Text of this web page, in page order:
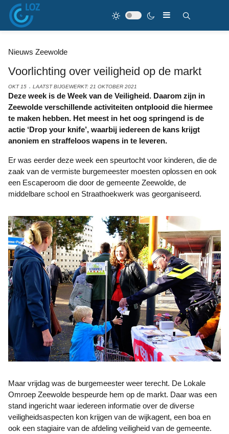
Nieuws Zeewolde
Voorlichting over veiligheid op de markt
OKT 15 LAATST BIJGEWERKT: 21 OKTOBER 2021
Deze week is de Week van de Veiligheid. Daarom zijn in
Zeewolde verschillende activiteiten ontplooid die hiermee
te maken hebben. Het meest in het oog springend is de
actie ‘Drop your knife’, waarbij iedereen de kans krijgt
anoniem en straffeloos wapens in te leveren.
Er was eerder deze week een speurtocht voor kinderen, die de
zaak van de vermiste burgemeester moesten oplossen en ook
een Escaperoom die door de gemeente Zeewolde, de
middelbare school en Straathoekwerk was georganiseerd.
Maar vrijdag was de burgemeester weer terecht. De Lokale
Omroep Zeewolde bespeurde hem op de markt. Daar was een
stand ingericht waar iedereen informatie over de diverse
veiligheidsaspecten kon krijgen van de wijkagent, een boa en
ook een stagiaire van de afdeling veiligheid van de gemeente.